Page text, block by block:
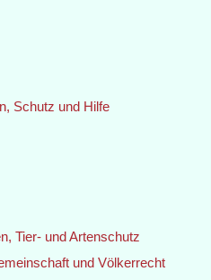
Schutz und Hilfe
Tier- und Artenschutz
und Völkerrecht